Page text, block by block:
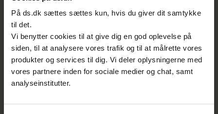
På ds.dk sættes sættes kun, hvis du giver dit samtykke
til det.
Vi benytter cookies til at give dig en god oplevelse på
siden, til at analysere vores trafik og til at målrette vores
produkter og services til dig. Vi deler oplysningerne med
vores partnere inden for sociale medier og chat, samt
analyseinstitutter.
virksomheder. Forventningerne til
standarderne er derfor store.
- Der har manglet en fælles international
måde at måle bæredygtighed på. Det bliver
der rådet bod på nu. Jeg er sikker på, at
standarderne i fremtiden vil spille en vigtig